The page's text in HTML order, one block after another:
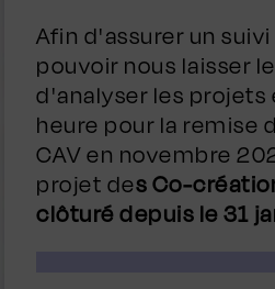
Afin d'assurer un
pouvoir nous laisser
d'analyser les projets
heure pour la remise
CAV en novembre
projet des Co-
clôturé depuis le 31